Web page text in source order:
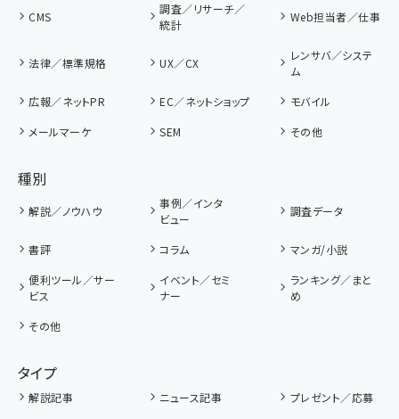
CMS
調査／リサーチ／
統計
Web担当者／仕事
法律／標準規格 UX／CX
レンサバ／システ
ム
広報／ネットPR
EC／ネットショップ
モバイル
メールマーケ
SEM その他
種別
解説／ノウハウ
事例／インタ
ビュー
調査データ
書評 コラム
マンガ/小説
便利ツール／サー
ビス
イベント／セミ
ナー
ランキング／まと
め
その他
タイプ
解説記事 ニュース記事 プレゼント／応募